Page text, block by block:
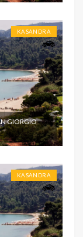
KASANDRA
GIORGIO
KASANDRA